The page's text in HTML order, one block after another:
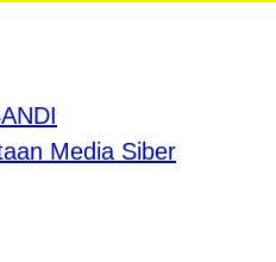
Media Siber